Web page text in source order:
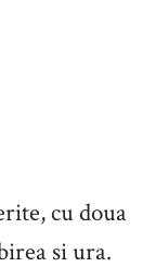
cu doua
si ura.